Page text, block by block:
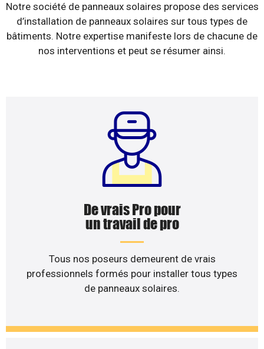
Notre société de panneaux solaires propose des services
d’installation de panneaux solaires sur tous types de
bâtiments. Notre expertise manifeste lors de chacune de
nos interventions et peut se résumer ainsi.
De vrais Pro pour
un travail de pro
Tous nos poseurs demeurent de vrais
professionnels formés pour installer tous types
de panneaux solaires.